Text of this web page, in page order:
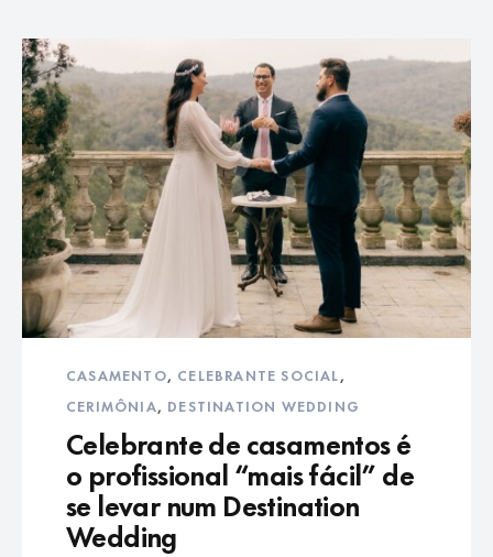
CASAMENTO, CELEBRANTE SOCIAL,
CERIMÔNIA, DESTINATION WEDDING
Celebrante de casamentos é
o profissional “mais fácil” de
se levar num Destination
Wedding